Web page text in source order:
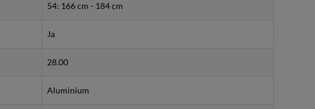
54: 166 cm - 184 cm
Ja
28.00
Aluminium